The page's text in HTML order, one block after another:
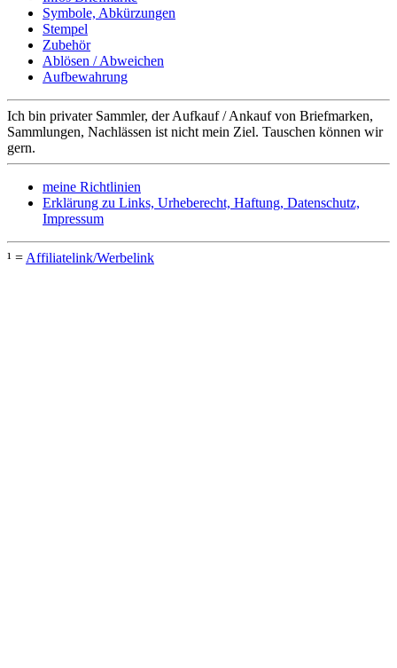
Symbole, Abkürzungen
Stempel
Zubehör
Ablösen / Abweichen
Aufbewahrung
Ich bin privater Sammler, der Aufkauf / Ankauf von Briefmarken,
Sammlungen, Nachlässen ist nicht mein Ziel. Tauschen können wir
gern.
meine Richtlinien
Erklärung zu Links, Urheberecht, Haftung, Datenschutz,
Impressum
¹ = Affiliatelink/Werbelink